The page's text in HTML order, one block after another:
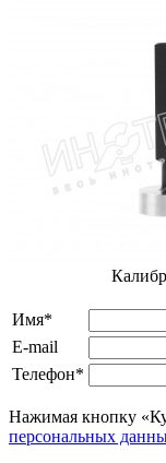
Имя*
E-mail
Телефон*
Нажимая кнопку
персональных